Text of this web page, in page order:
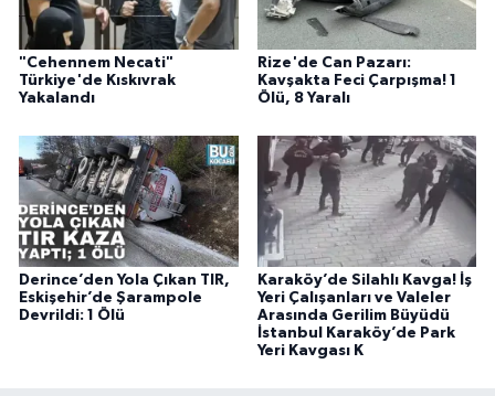
"Cehennem Necati"
Türkiye'de Kıskıvrak
Yakalandı
Rize'de Can Pazarı:
Kavşakta Feci Çarpışma! 1
Ölü, 8 Yaralı
Derince’den Yola Çıkan TIR,
Eskişehir’de Şarampole
Devrildi: 1 Ölü
Karaköy’de Silahlı Kavga! İş
Yeri Çalışanları ve Valeler
Arasında Gerilim Büyüdü
İstanbul Karaköy’de Park
Yeri Kavgası K